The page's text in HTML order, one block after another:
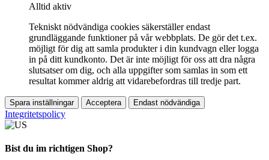
Alltid aktiv
Tekniskt nödvändiga cookies säkerställer endast
grundläggande funktioner på vår webbplats. De gör det t.ex.
möjligt för dig att samla produkter i din kundvagn eller logga
in på ditt kundkonto. Det är inte möjligt för oss att dra några
slutsatser om dig, och alla uppgifter som samlas in som ett
resultat kommer aldrig att vidarebefordras till tredje part.
Spara inställningar Acceptera Endast nödvändiga
Integritetspolicy
Bist du im richtigen Shop?